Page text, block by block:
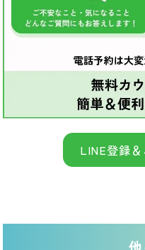
LINE登録